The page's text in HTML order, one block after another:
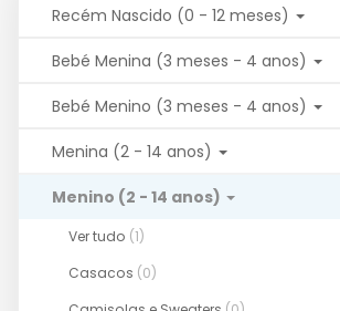
Recém Nascido (0 - 12 meses)
Bebé Menina (3 meses - 4 anos)
Bebé Menino (3 meses - 4 anos)
Menina (2 - 14 anos)
Menino (2 - 14 anos)
Ver tudo (1)
Casacos (0)